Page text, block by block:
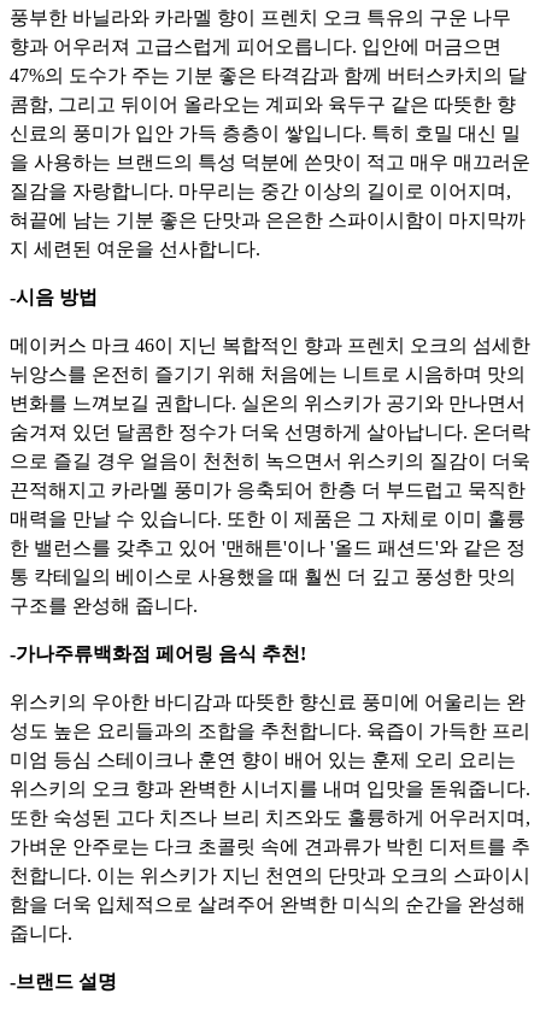
풍부한 바닐라와 카라멜 향이 프렌치 오크 특유의 구운 나무
향과 어우러져 고급스럽게 피어오릅니다. 입안에 머금으면
47%의 도수가 주는 기분 좋은 타격감과 함께 버터스카치의 달
콤함, 그리고 뒤이어 올라오는 계피와 육두구 같은 따뜻한 향
신료의 풍미가 입안 가득 층층이 쌓입니다. 특히 호밀 대신 밀
을 사용하는 브랜드의 특성 덕분에 쓴맛이 적고 매우 매끄러운
질감을 자랑합니다. 마무리는 중간 이상의 길이로 이어지며,
혀끝에 남는 기분 좋은 단맛과 은은한 스파이시함이 마지막까
지 세련된 여운을 선사합니다.
-시음 방법
메이커스 마크 46이 지닌 복합적인 향과 프렌치 오크의 섬세한
뉘앙스를 온전히 즐기기 위해 처음에는 니트로 시음하며 맛의
변화를 느껴보길 권합니다. 실온의 위스키가 공기와 만나면서
숨겨져 있던 달콤한 정수가 더욱 선명하게 살아납니다. 온더락
으로 즐길 경우 얼음이 천천히 녹으면서 위스키의 질감이 더욱
끈적해지고 카라멜 풍미가 응축되어 한층 더 부드럽고 묵직한
매력을 만날 수 있습니다. 또한 이 제품은 그 자체로 이미 훌륭
한 밸런스를 갖추고 있어 '맨해튼'이나 '올드 패션드'와 같은 정
통 칵테일의 베이스로 사용했을 때 훨씬 더 깊고 풍성한 맛의
구조를 완성해 줍니다.
-가나주류백화점 페어링 음식 추천!
위스키의 우아한 바디감과 따뜻한 향신료 풍미에 어울리는 완
성도 높은 요리들과의 조합을 추천합니다. 육즙이 가득한 프리
미엄 등심 스테이크나 훈연 향이 배어 있는 훈제 오리 요리는
위스키의 오크 향과 완벽한 시너지를 내며 입맛을 돋워줍니다.
또한 숙성된 고다 치즈나 브리 치즈와도 훌륭하게 어우러지며,
가벼운 안주로는 다크 초콜릿 속에 견과류가 박힌 디저트를 추
천합니다. 이는 위스키가 지닌 천연의 단맛과 오크의 스파이시
함을 더욱 입체적으로 살려주어 완벽한 미식의 순간을 완성해
줍니다.
-브랜드 설명